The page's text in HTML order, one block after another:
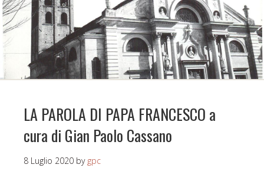
LA PAROLA DI PAPA FRANCESCO a
cura di Gian Paolo Cassano
8 Luglio 2020 by gpc